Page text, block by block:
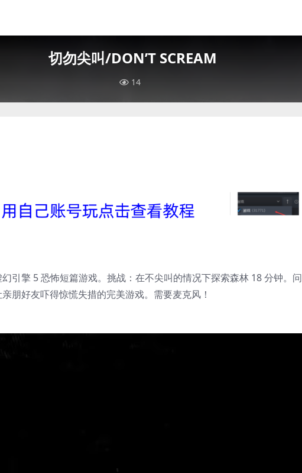
切勿尖叫/DON’T SCREAM
14
引擎 5 恐怖短篇游戏。挑战：在不尖叫的情况下探索森林 18 分钟。问
朋好友吓得惊慌失措的完美游戏。需要麦克风！